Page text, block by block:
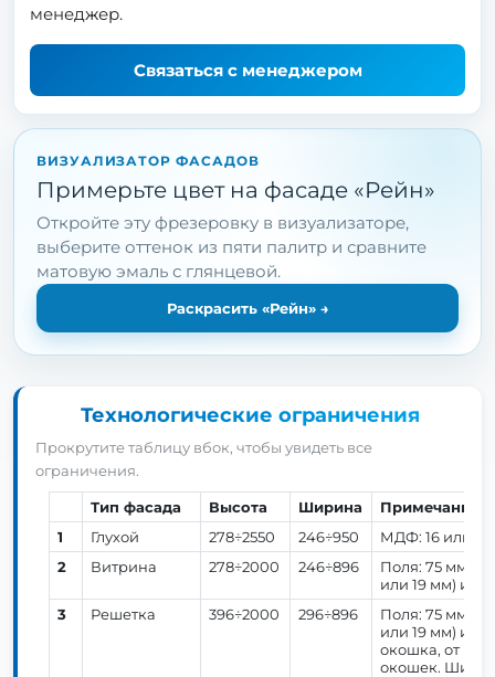
менеджер.
Связаться с менеджером
ВИЗУАЛИЗАТОР ФАСАДОВ
Примерьте цвет на фасаде «Рейн»
Откройте эту фрезеровку в визуализаторе,
выберите оттенок из пяти палитр и сравните
матовую эмаль с глянцевой.
Раскрасить «Рейн» →
Технологические ограничения
Прокрутите таблицу вбок, чтобы увидеть все
ограничения.
Тип фасада Высота Ширина
Примечание
1
Глухой 278÷2550 246÷950
МДФ: 16 или
2
Витрина 278÷2000 246÷896
Поля: 75 мм.
или 19 мм)
3
Решетка 396÷2000 296÷896
Поля: 75 мм.
или 19 мм)
окошка, от
окошек.